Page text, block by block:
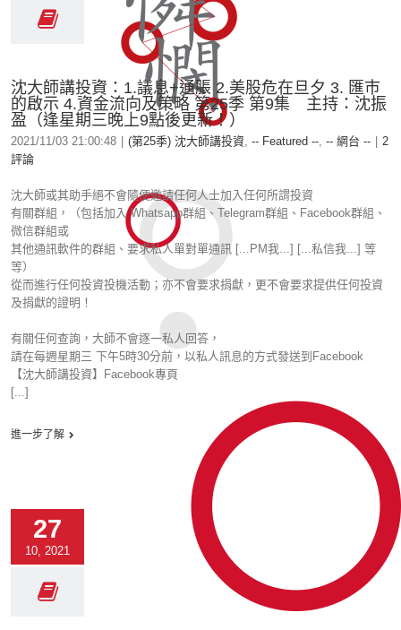
沈大師講投資：1.議息+通脹 2.美股危在旦夕 3. 匯巿
的啟示 4.資金流向及策略 第25季 第9集 主持：沈振
盈（逢星期三晚上9點後更新！）
2021/11/03 21:00:48 (第25季) 沈大師講投資, -- Featured --, -- 網台 --
2
評論
沈大師或其助手絕不會隨便邀請任何人士加入任何所謂投資
有關群組，（包括加入 Whatsapp群組、Telegram群組、Facebook群組、
微信群組或
其他通訊軟件的群組、要求私人單對單通訊 [...PM我...] [...私信我...] 等
等）
從而進行任何投資投機活動；亦不會要求捐獻，更不會要求提供任何投資
及捐獻的證明！
有關任何查詢，大師不會逐一私人回答，
請在每週星期三 下午5時30分前，以私人訊息的方式發送到Facebook
【沈大師講投資】Facebook專頁
[...]
進一步了解
27
10, 2021